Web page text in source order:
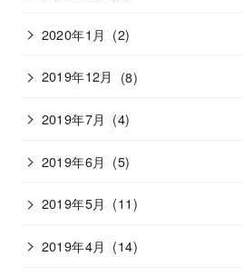
2020年1月 (2)
2019年12月 (8)
2019年7月 (4)
2019年6月 (5)
2019年5月 (11)
2019年4月 (14)